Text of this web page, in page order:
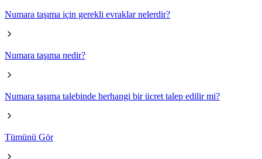
Numara taşıma için gerekli evraklar nelerdir?
Numara taşıma nedir?
Numara taşıma talebinde herhangi bir ücret talep edilir mi?
Tümünü Gör